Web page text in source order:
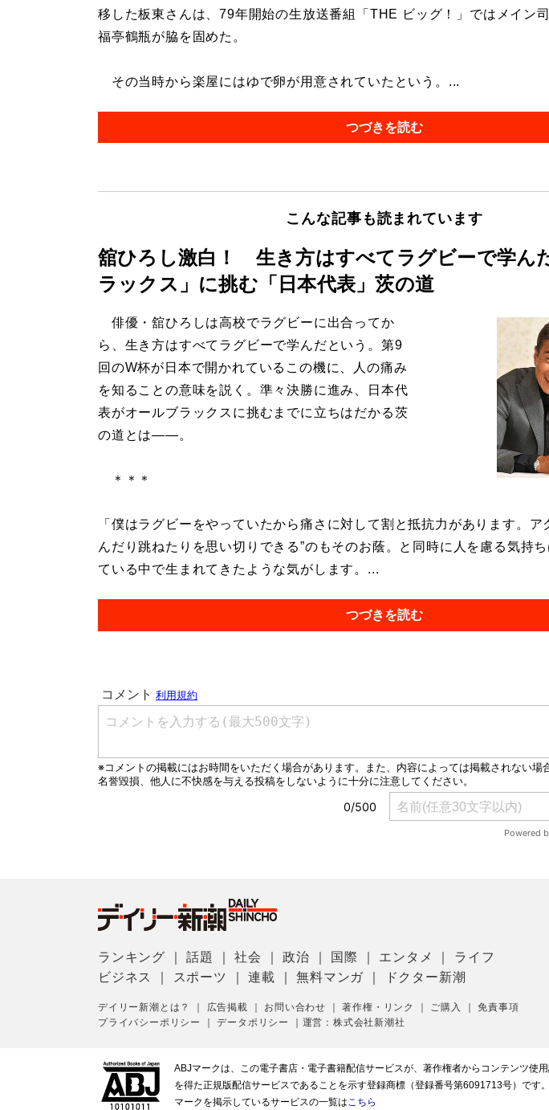
移した板東さんは、79年開始の生放送番組「THE ビッグ！」ではメイン
福亭鶴瓶が脇を固めた。
その当時から楽屋にはゆで卵が用意されていたという。...
つづきを読む
こんな記事も読まれています
舘ひろし激白！ 生き方はすべてラグビーで学ん
ラックス」に挑む「日本代表」茨の道
俳優・舘ひろしは高校でラグビーに出合ってか
ら、生き方はすべてラグビーで学んだという。第9
回のW杯が日本で開かれているこの機に、人の痛み
を知ることの意味を説く。準々決勝に進み、日本代
表がオールブラックスに挑むまでに立ちはだかる茨
の道とは――。
＊＊＊
「僕はラグビーをやっていたから痛さに対して割と抵抗力があります。ア
んだり跳ねたりを思い切りできる”のもそのお蔭。と同時に人を慮る気持
ている中で生まれてきたような気がします。...
つづきを読む
ランキング ｜話題 ｜社会 ｜政治 国際 エンタメ
ライフ
ビジネス
スポーツ ｜連載 ｜無料マンガ ドクター新潮
デイリー新潮とは？ 広告掲載 お問い合わせ ｜著作権・リンク ご購入 ｜免責事項
プライバシーポリシー
｜データポリシー 運営：株式会社新潮社
ABJマークは、この電子書店・電子書籍配信サービスが、著作権者からコンテンツ使
を得た正規版配信サービスであることを示す登録商標（登録番号第6091713号）です
マークを掲示しているサービスの一覧は こちら